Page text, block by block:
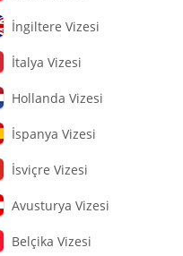
İngiltere Vizesi
İtalya Vizesi
Hollanda Vizesi
İspanya Vizesi
İsviçre Vizesi
Avusturya Vizesi
Belçika Vizesi